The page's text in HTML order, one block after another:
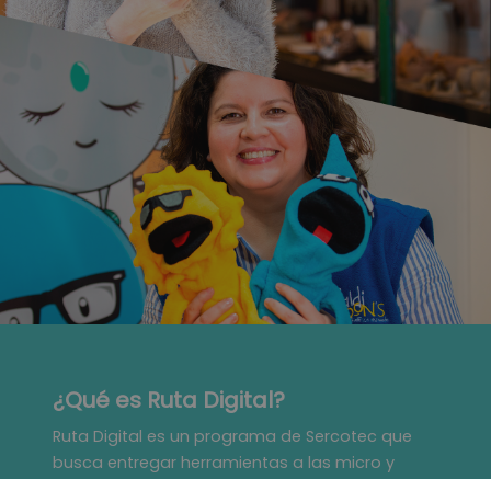
¿Qué es Ruta Digital?
Ruta Digital es un programa de Sercotec que
busca entregar herramientas a las micro y